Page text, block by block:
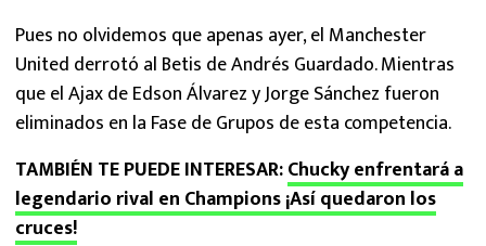
Pues no olvidemos que apenas ayer, el Manchester
United derrotó al Betis de Andrés Guardado. Mientras
que el Ajax de Edson Álvarez y Jorge Sánchez fueron
eliminados en la Fase de Grupos de esta competencia.
TAMBIÉN TE PUEDE INTERESAR:Chucky enfrentará a
legendario rival en Champions ¡Así quedaron los
cruces!